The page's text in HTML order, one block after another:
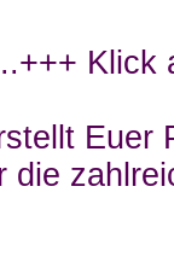
Klick
Euer
die